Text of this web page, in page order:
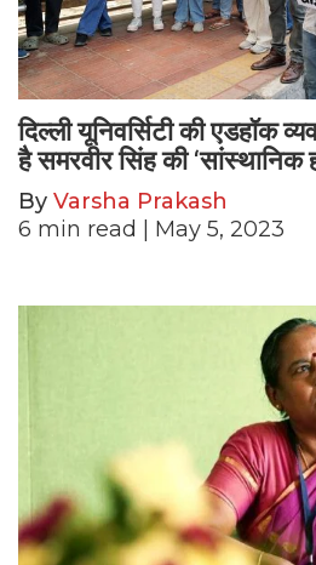
दिल्ली यूनिवर्सिटी की एडहॉक
है समरवीर सिंह की ‘सांस्थानिक
By Varsha Prakash
6 min read | May 5, 2023